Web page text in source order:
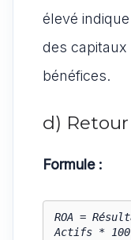
élevé
des
bénéfices.
d) Retour
Formule :
ROA =
Actifs * 100